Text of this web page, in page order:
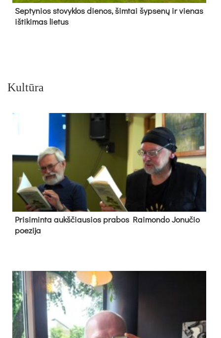
Sep­ty­nios sto­vyk­los die­nos, šim­tai šyp­se­nų ir vie­nas
iš­ti­ki­mas lie­tus
Kultūra
Pri­si­min­ta aukš­čiau­sios pra­bos Rai­mon­do Jo­nu­čio
poe­zi­ja